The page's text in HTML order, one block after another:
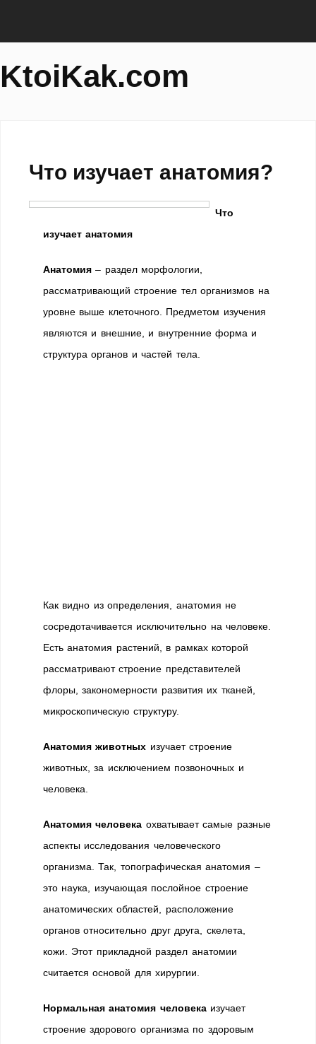
KtoiKak.com
Что изучает анатомия?
Что
изучает анатомия
Анатомия – раздел морфологии,
рассматривающий строение тел организмов на
уровне выше клеточного. Предметом изучения
являются и внешние, и внутренние форма и
структура органов и частей тела.
Как видно из определения, анатомия не
сосредотачивается исключительно на человеке.
Есть анатомия растений, в рамках которой
рассматривают строение представителей
флоры, закономерности развития их тканей,
микроскопическую структуру.
Анатомия животных изучает строение
животных, за исключением позвоночных и
человека.
Анатомия человека охватывает самые разные
аспекты исследования человеческого
организма. Так, топографическая анатомия –
это наука, изучающая послойное строение
анатомических областей, расположение
органов относительно друг друга, скелета,
кожи. Этот прикладной раздел анатомии
считается основой для хирургии.
Нормальная анатомия человекаизучает
строение здорового организма по здоровым